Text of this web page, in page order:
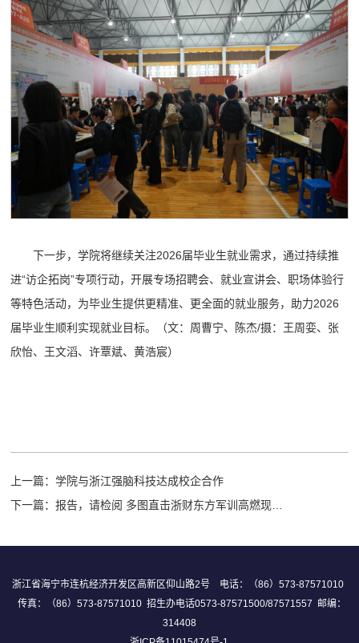
下一步，学院将继续关注2026届毕业生就业需求，通过持续推
进“访企拓岗”专项行动，开展专场招聘会、就业宣讲会、职场体验行
等特色活动，为毕业生提供更精准、更全面的就业服务，助力2026
届毕业生顺利实现就业目标。（文：周曹宁、陈杰/摄：王周娈、张
欣怡、王文滔、许覃斌、黄浩宸）
上一篇：学院与浙江强脑科技达成校企合作
下一篇：
报告，请检阅 多图直击浙财东方军训高燃现场！
浙江省海宁市连杭经济开发区高新区仰山路2号 电话：（86）573-87571010
传真：（86）573-87571010 招生办电话0573-87571500/87571557 邮编：
314408